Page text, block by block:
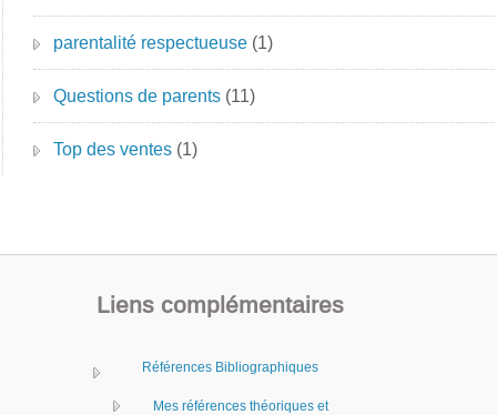
parentalité respectueuse (1)
Questions de parents (11)
Top des ventes (1)
Liens complémentaires
Références Bibliographiques
Mes références théoriques et